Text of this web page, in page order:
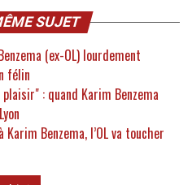
SUJET
(ex-OL) lourdement
félin
: quand Karim Benzema
Karim Benzema, l’OL va toucher